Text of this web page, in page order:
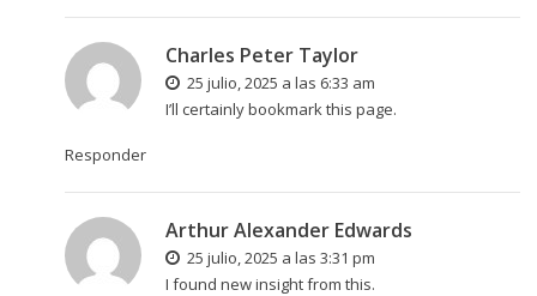
Charles Peter Taylor
25 julio, 2025 a las 6:33 am
I’ll certainly bookmark this page.
Responder
Arthur Alexander Edwards
25 julio, 2025 a las 3:31 pm
I found new insight from this.